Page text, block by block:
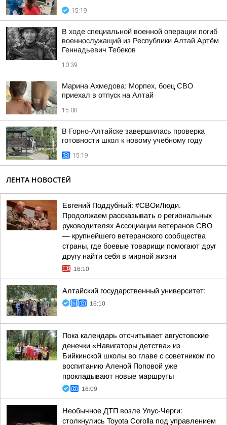
15:19
В ходе специальной военной операции погиб
военнослужащий из Республики Алтай Артём
Геннадьевич Тебеков
10:39
Марина Ахмедова: Морпех, боец СВО
приехал в отпуск на Алтай
15:08
В Горно-Алтайске завершилась проверка
готовности школ к новому учебному году
15:19
ЛЕНТА НОВОСТЕЙ
Евгений Поддубный: #СВОиЛюди.
Продолжаем рассказывать о региональных
руководителях Ассоциации ветеранов СВО
— крупнейшего ветеранского сообщества
страны, где боевые товарищи помогают друг
другу найти себя в мирной жизни
16:10
Алтайский государственный университет:
16:10
Пока календарь отсчитывает августовские
денечки «Навигаторы детства» из
Бийкинской школы во главе с советником по
воспитанию Аленой Поповой уже
прокладывают новые маршруты
16:09
Необычное ДТП возле Улус-Черги:
столкнулись Toyota Corolla под управлением